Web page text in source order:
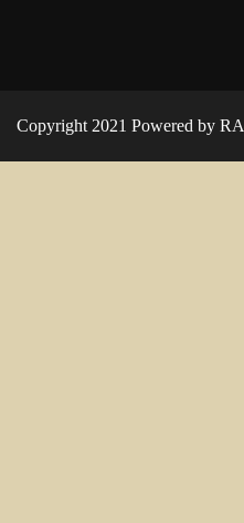
Copyright 2021 Powered by